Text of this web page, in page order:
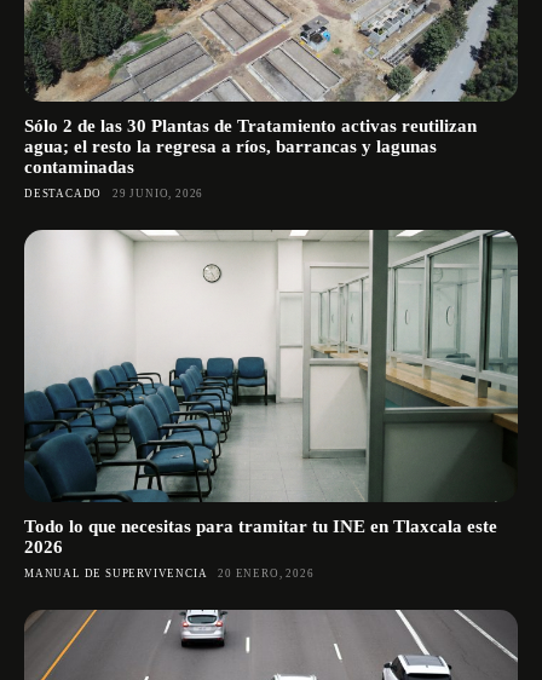
Sólo 2 de las 30 Plantas de Tratamiento activas reutilizan
agua; el resto la regresa a ríos, barrancas y lagunas
contaminadas
DESTACADO 29 JUNIO, 2026
Todo lo que necesitas para tramitar tu INE en Tlaxcala este
2026
MANUAL DE SUPERVIVENCIA 20 ENERO, 2026